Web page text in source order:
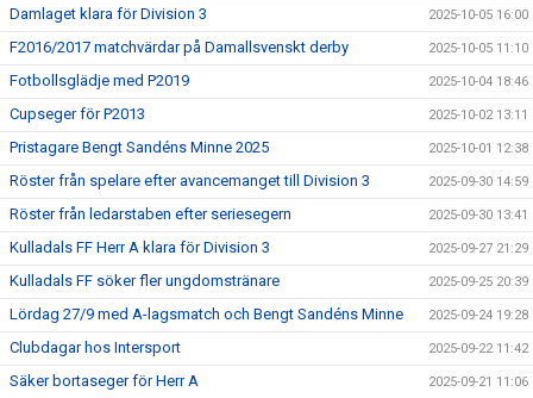
Damlaget klara för Division 3 2025-10-05 16:00
F2016/2017 matchvärdar på Damallsvenskt derby 2025-10-05 11:10
Fotbollsglädje med P2019 2025-10-04 18:46
Cupseger för P2013 2025-10-02 13:11
Pristagare Bengt Sandéns Minne 2025 2025-10-01 12:38
Röster från spelare efter avancemanget till Division 3 2025-09-30 14:59
Röster från ledarstaben efter seriesegern 2025-09-30 13:41
Kulladals FF Herr A klara för Division 3 2025-09-27 21:29
Kulladals FF söker fler ungdomstränare 2025-09-25 20:39
Lördag 27/9 med A-lagsmatch och Bengt Sandéns Minne 2025-09-24 19:28
Clubdagar hos Intersport 2025-09-22 11:42
Säker bortaseger för Herr A 2025-09-21 11:06